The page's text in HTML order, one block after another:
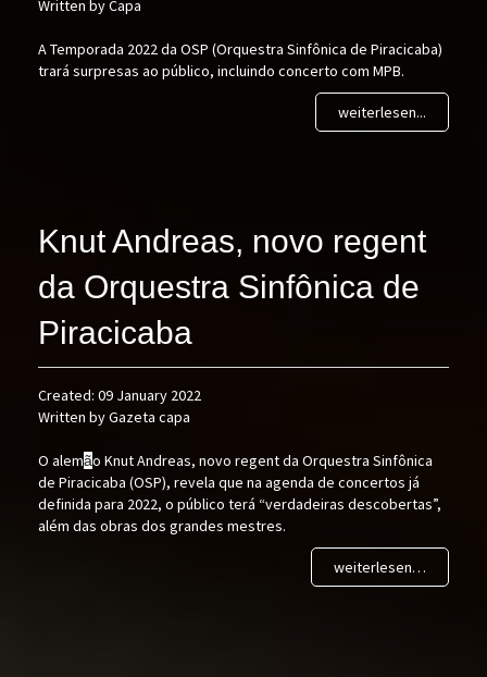
Written by Capa
A Temporada 2022 da OSP (Orquestra Sinfônica de Piracicaba)
trará surpresas ao público, incluindo concerto com MPB.
weiterlesen...
Knut Andreas, novo regent
da Orquestra Sinfônica de
Piracicaba
Created: 09 January 2022
Written by Gazeta capa
O alemão Knut Andreas, novo regent da Orquestra Sinfônica
de Piracicaba (OSP), revela que na agenda de concertos já
definida para 2022, o público terá “verdadeiras descobertas”,
além das obras dos grandes mestres.
weiterlesen…